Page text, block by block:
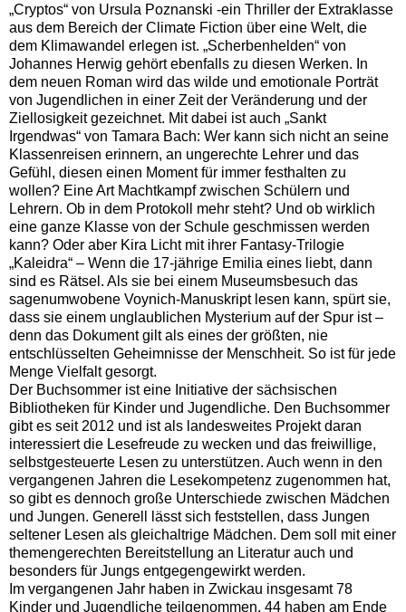
„Cryptos“ von Ursula Poznanski -ein Thriller der Extraklasse
aus dem Bereich der Climate Fiction über eine Welt, die
dem Klimawandel erlegen ist. „Scherbenhelden“ von
Johannes Herwig gehört ebenfalls zu diesen Werken. In
dem neuen Roman wird das wilde und emotionale Porträt
von Jugendlichen in einer Zeit der Veränderung und der
Ziellosigkeit gezeichnet. Mit dabei ist auch „Sankt
Irgendwas“ von Tamara Bach: Wer kann sich nicht an seine
Klassenreisen erinnern, an ungerechte Lehrer und das
Gefühl, diesen einen Moment für immer festhalten zu
wollen? Eine Art Machtkampf zwischen Schülern und
Lehrern. Ob in dem Protokoll mehr steht? Und ob wirklich
eine ganze Klasse von der Schule geschmissen werden
kann? Oder aber Kira Licht mit ihrer Fantasy-Trilogie
„Kaleidra“ – Wenn die 17-jährige Emilia eines liebt, dann
sind es Rätsel. Als sie bei einem Museumsbesuch das
sagenumwobene Voynich-Manuskript lesen kann, spürt sie,
dass sie einem unglaublichen Mysterium auf der Spur ist –
denn das Dokument gilt als eines der größten, nie
entschlüsselten Geheimnisse der Menschheit. So ist für jede
Menge Vielfalt gesorgt.
Der Buchsommer ist eine Initiative der sächsischen
Bibliotheken für Kinder und Jugendliche. Den Buchsommer
gibt es seit 2012 und ist als landesweites Projekt daran
interessiert die Lesefreude zu wecken und das freiwillige,
selbstgesteuerte Lesen zu unterstützen. Auch wenn in den
vergangenen Jahren die Lesekompetenz zugenommen hat,
so gibt es dennoch große Unterschiede zwischen Mädchen
und Jungen. Generell lässt sich feststellen, dass Jungen
seltener Lesen als gleichaltrige Mädchen. Dem soll mit einer
themengerechten Bereitstellung an Literatur auch und
besonders für Jungs entgegengewirkt werden.
Im vergangenen Jahr haben in Zwickau insgesamt 78
Kinder und Jugendliche teilgenommen, 44 haben am Ende